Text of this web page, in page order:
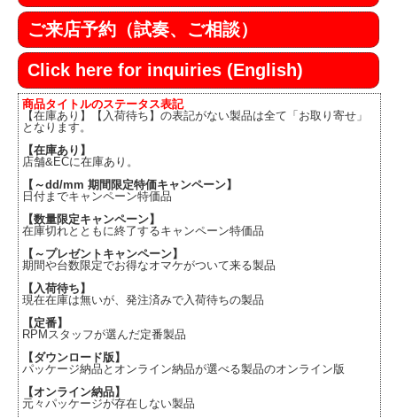
ご来店予約（試奏、ご相談）
Click here for inquiries (English)
商品タイトルのステータス表記
【在庫あり】【入荷待ち】の表記がない製品は全て「お取り寄せ」
となります。
【在庫あり】
店舗&ECに在庫あり。
【～dd/mm 期間限定特価キャンペーン】
日付までキャンペーン特価品
【数量限定キャンペーン】
在庫切れとともに終了するキャンペーン特価品
【～プレゼントキャンペーン】
期間や台数限定でお得なオマケがついて来る製品
【入荷待ち】
現在在庫は無いが、発注済みで入荷待ちの製品
【定番】
RPMスタッフが選んだ定番製品
【ダウンロード版】
パッケージ納品とオンライン納品が選べる製品のオンライン版
【オンライン納品】
元々パッケージが存在しない製品